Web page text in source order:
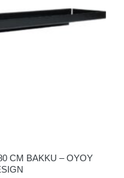
CM BAKKU – OYOY